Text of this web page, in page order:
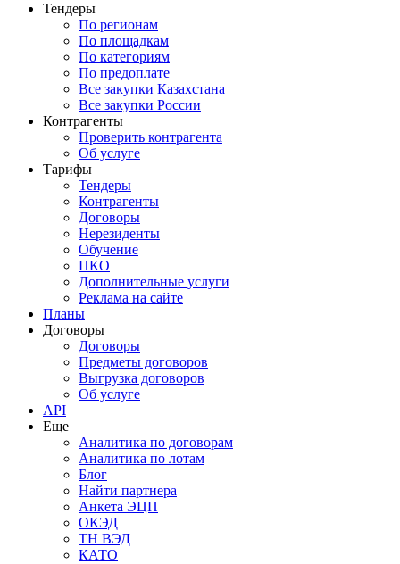
Тендеры
По регионам
По площадкам
По категориям
По предоплате
Все закупки Казахстана
Все закупки России
Контрагенты
Проверить контрагента
Об услуге
Тарифы
Тендеры
Контрагенты
Договоры
Нерезиденты
Обучение
ПКО
Дополнительные услуги
Реклама на сайте
Планы
Договоры
Договоры
Предметы договоров
Выгрузка договоров
Об услуге
API
Еще
Аналитика по договорам
Аналитика по лотам
Блог
Найти партнера
Анкета ЭЦП
ОКЭД
ТН ВЭД
КАТО